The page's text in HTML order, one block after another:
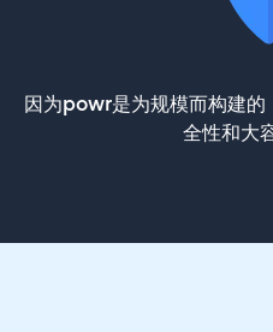
因为powr是为规模而构建的
全性和大